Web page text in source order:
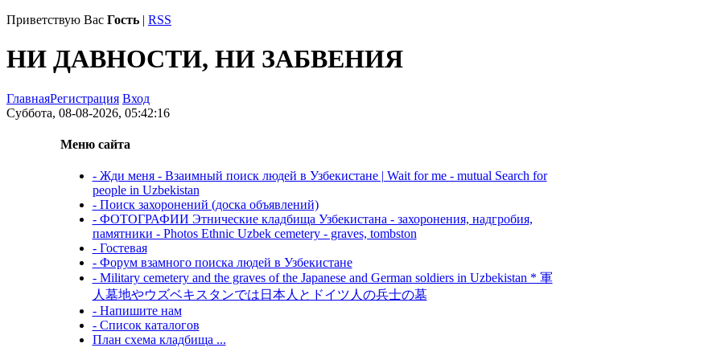
Приветствую Вас Гость | RSS
НИ ДАВНОСТИ, НИ ЗАБВЕНИЯ
ГлавнаяРегистрация Вход
Суббота, 08-08-2026, 05:42:16
Меню сайта
- Жди меня - Взаимный поиск людей в Узбекистане | Wait for me - mutual Search for
people in Uzbekistan
- Поиск захоронений (доска объявлений)
- ФОТОГРАФИИ Этнические кладбища Узбекистана - захоронения, надгробия,
памятники - Photos Ethnic Uzbek cemetery - graves, tombston
- Гостевая
- Форум взамного поиска людей в Узбекистане
- Military cemetery and the graves of the Japanese and German soldiers in Uzbekistan * 軍
人墓地やウズベキスタンでは日本人とドイツ人の兵士の墓
- Напишите нам
- Список каталогов
План схема кладбища ...